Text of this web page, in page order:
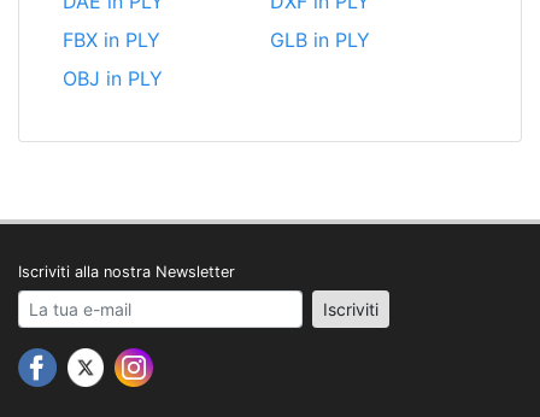
FBX in PLY
GLB in PLY
OBJ in PLY
Iscriviti alla nostra Newsletter
Your email address Iscriviti